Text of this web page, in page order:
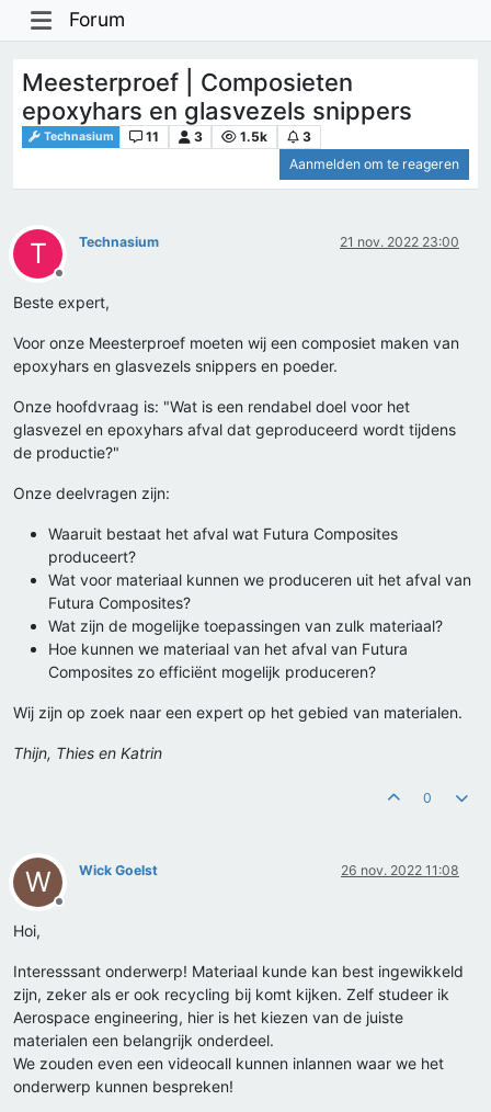
Forum
Meesterproef | Composieten
epoxyhars en glasvezels snippers
Technasium 11 3 1.5k
3
Aanmelden om te reageren
T
Offline
Technasium 21 nov. 2022 23:00
Beste expert,
Voor onze Meesterproef moeten wij een composiet maken van
epoxyhars en glasvezels snippers en poeder.
Onze hoofdvraag is: "Wat is een rendabel doel voor het
glasvezel en epoxyhars afval dat geproduceerd wordt tijdens
de productie?"
Onze deelvragen zijn:
Waaruit bestaat het afval wat Futura Composites
produceert?
Wat voor materiaal kunnen we produceren uit het afval van
Futura Composites?
Wat zijn de mogelijke toepassingen van zulk materiaal?
Hoe kunnen we materiaal van het afval van Futura
Composites zo efficiënt mogelijk produceren?
Wij zijn op zoek naar een expert op het gebied van materialen.
Thijn, Thies en Katrin
0
W
Offline
Wick Goelst 26 nov. 2022 11:08
Hoi,
Interesssant onderwerp! Materiaal kunde kan best ingewikkeld
zijn, zeker als er ook recycling bij komt kijken. Zelf studeer ik
Aerospace engineering, hier is het kiezen van de juiste
materialen een belangrijk onderdeel.
We zouden even een videocall kunnen inlannen waar we het
onderwerp kunnen bespreken!